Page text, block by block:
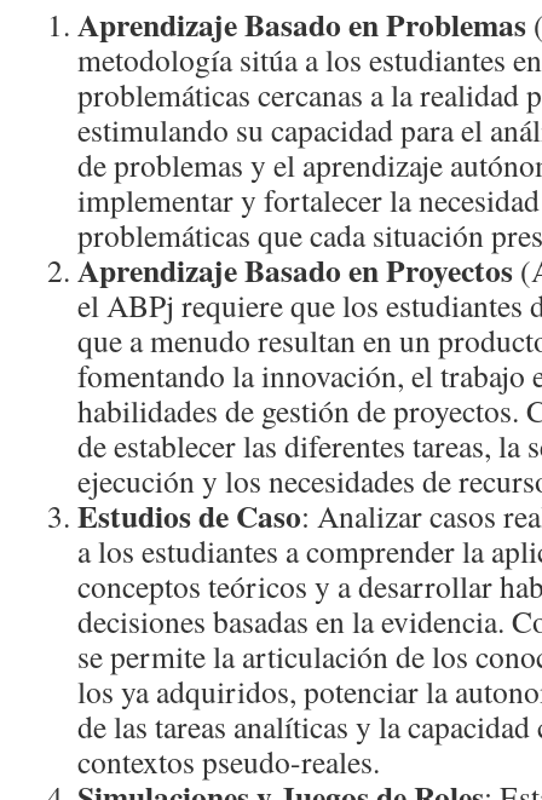
Aprendizaje Basado en Problemas
metodología sitúa a los estudiantes
problemáticas cercanas a la realidad
estimulando su capacidad para el
de problemas y el aprendizaje
implementar y fortalecer la
problemáticas que cada situación
Aprendizaje Basado en Proyectos
el ABPj requiere que los estudiantes
que a menudo resultan en un
fomentando la innovación, el trabajo
habilidades de gestión de proyectos.
de establecer las diferentes tareas, la
ejecución y los necesidades de
Estudios de Caso: Analizar casos
a los estudiantes a comprender la
conceptos teóricos y a desarrollar
decisiones basadas en la evidencia.
se permite la articulación de los
los ya adquiridos, potenciar la
de las tareas analíticas y la
contextos pseudo-reales.